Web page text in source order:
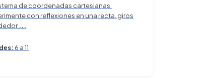
de coordenadas cartesianas.
con reflexiones en una recta, giros
...
6 a 11